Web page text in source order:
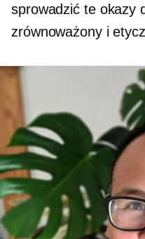
sprowadzić te okazy
zrównoważony i